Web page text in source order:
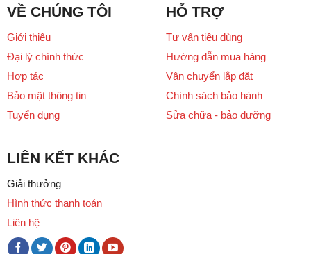
VỀ CHÚNG TÔI
Giới thiệu
Đại lý chính thức
Hợp tác
Bảo mật thông tin
Tuyển dụng
HỖ TRỢ
Tư vấn tiêu dùng
Hướng dẫn mua hàng
Vận chuyển lắp đặt
Chính sách bảo hành
Sửa chữa - bảo dưỡng
LIÊN KẾT KHÁC
Giải thưởng
Hình thức thanh toán
Liên hệ